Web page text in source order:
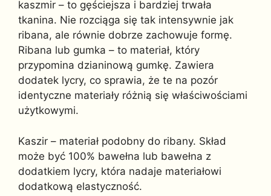
kaszmir – to gęściejsza i bardziej trwała
tkanina. Nie rozciąga się tak intensywnie jak
ribana, ale równie dobrze zachowuje formę.
Ribana lub gumka – to materiał, który
przypomina dzianinową gumkę. Zawiera
dodatek lycry, co sprawia, że te na pozór
identyczne materiały różnią się właściwościami
użytkowymi.
Kaszir – materiał podobny do ribany. Skład
może być 100% bawełna lub bawełna z
dodatkiem lycry, która nadaje materiałowi
dodatkową elastyczność.